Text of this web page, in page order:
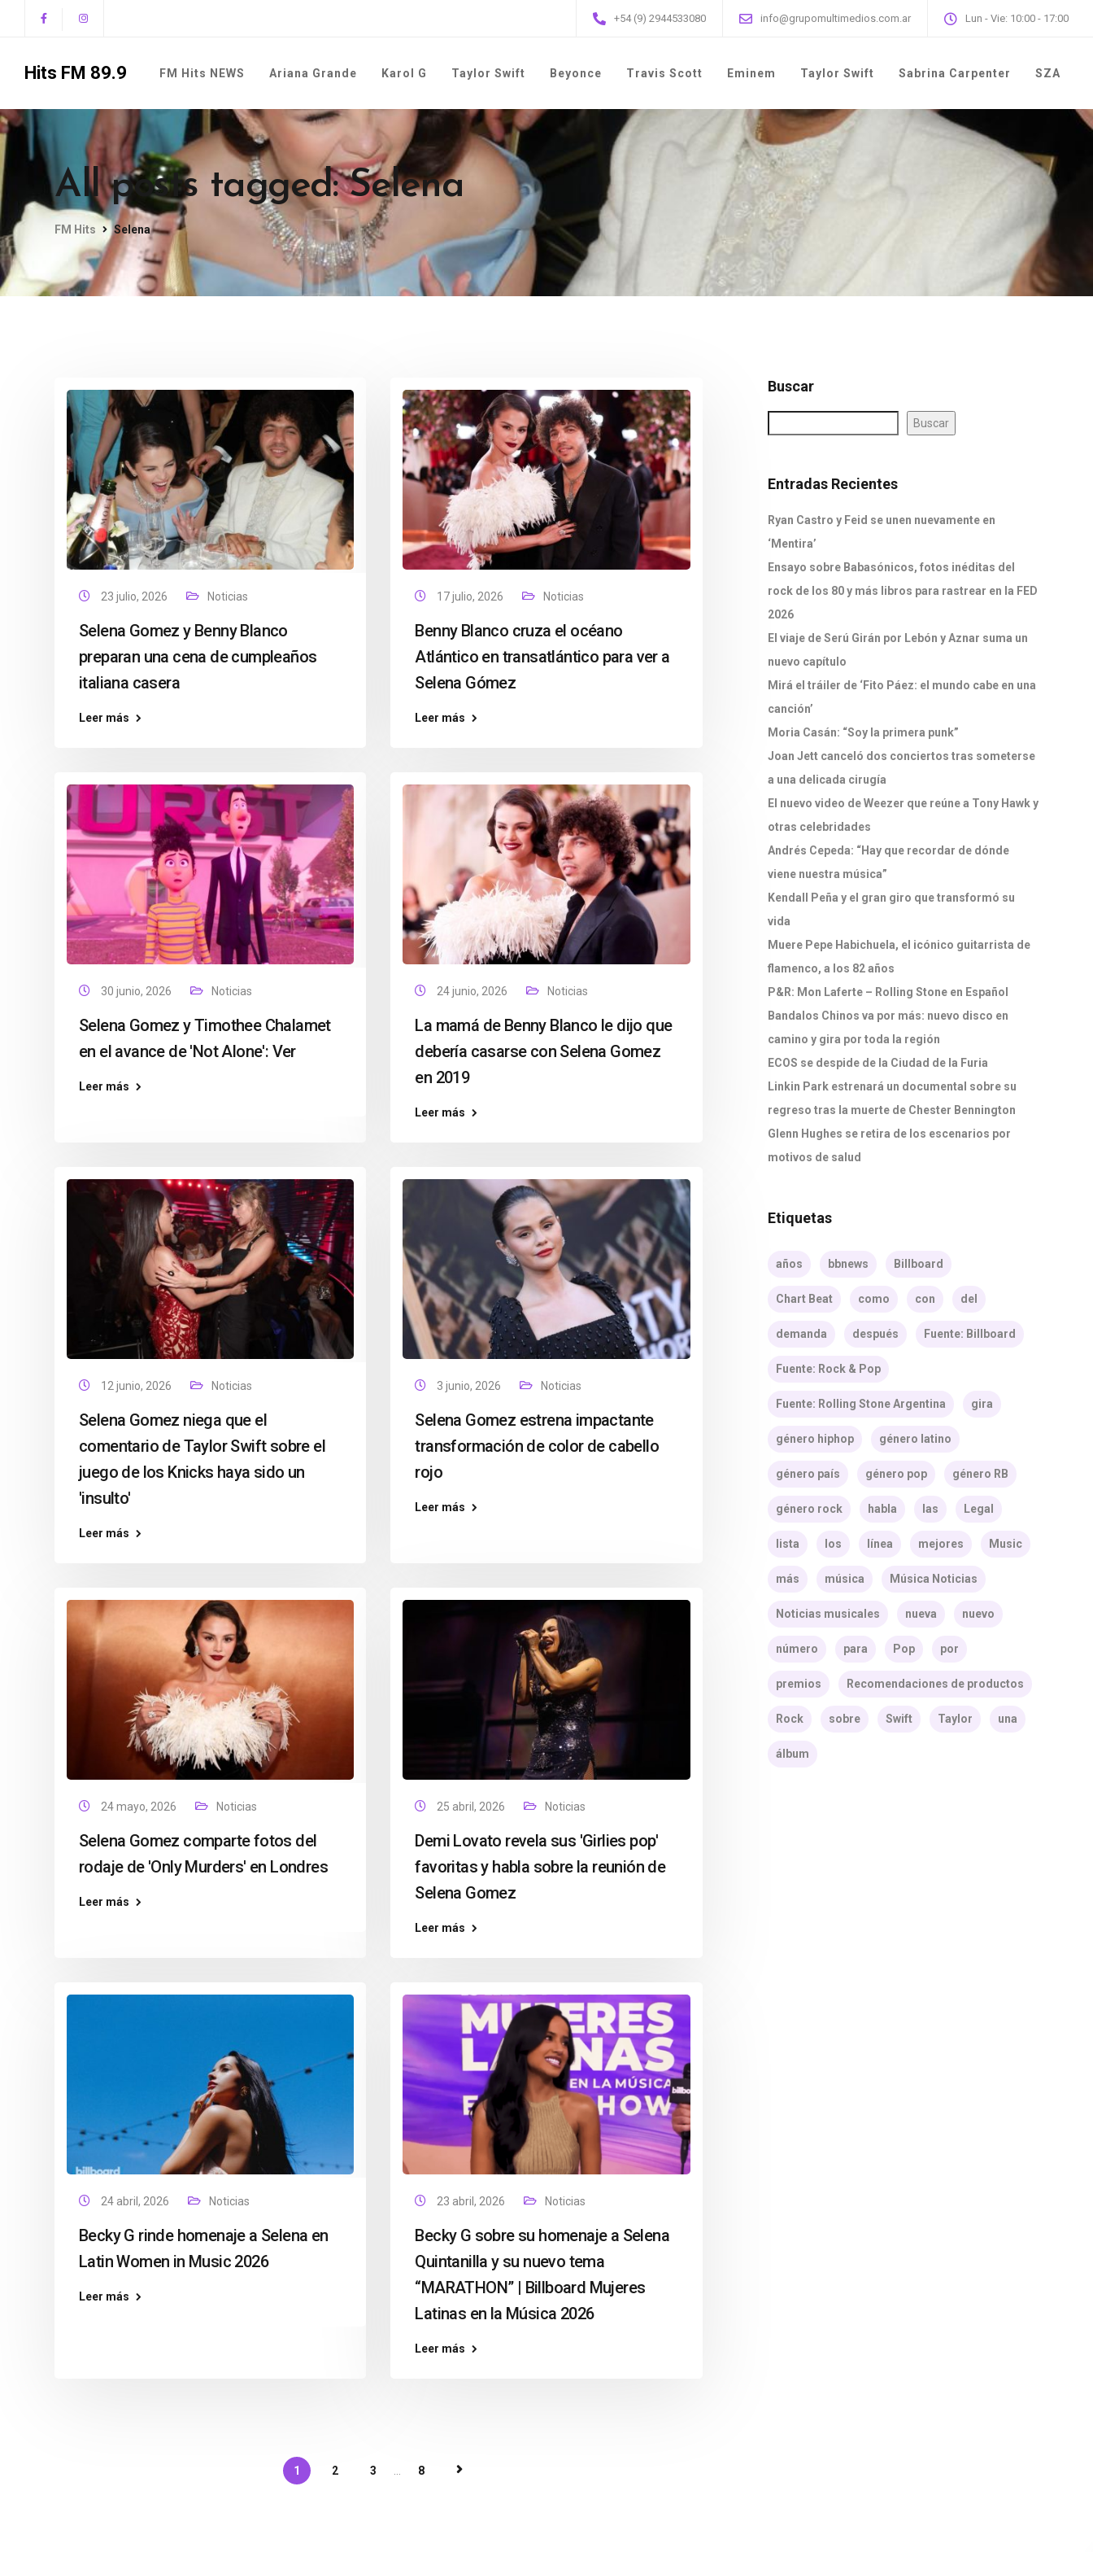
+54 (9) 2944533080 info@grupomultimedios.com.ar Lun - Vie: 10:00 - 17:00
Hits FM 89.9 FM Hits NEWS Ariana Grande Karol G Taylor Swift Beyonce Travis Scott Eminem Taylor Swift Sabrina Carpenter SZA
All posts tagged: Selena
FM Hits Selena
23 julio, 2026 Noticias
Selena Gomez y Benny Blanco
preparan una cena de cumpleaños
italiana casera
Leer más
17 julio, 2026 Noticias
Benny Blanco cruza el océano
Atlántico en transatlántico para ver a
Selena Gómez
Leer más
30 junio, 2026 Noticias
Selena Gomez y Timothee Chalamet
en el avance de 'Not Alone': Ver
Leer más
24 junio, 2026 Noticias
La mamá de Benny Blanco le dijo que
debería casarse con Selena Gomez
en 2019
Leer más
12 junio, 2026 Noticias
Selena Gomez niega que el
comentario de Taylor Swift sobre el
juego de los Knicks haya sido un
'insulto'
Leer más
3 junio, 2026 Noticias
Selena Gomez estrena impactante
transformación de color de cabello
rojo
Leer más
24 mayo, 2026 Noticias
Selena Gomez comparte fotos del
rodaje de 'Only Murders' en Londres
Leer más
25 abril, 2026 Noticias
Demi Lovato revela sus 'Girlies pop'
favoritas y habla sobre la reunión de
Selena Gomez
Leer más
24 abril, 2026 Noticias
Becky G rinde homenaje a Selena en
Latin Women in Music 2026
Leer más
23 abril, 2026 Noticias
Becky G sobre su homenaje a Selena
Quintanilla y su nuevo tema
“MARATHON” | Billboard Mujeres
Latinas en la Música 2026
Leer más
1 2 3 8
Buscar
Buscar
Entradas Recientes
Ryan Castro y Feid se unen nuevamente en
‘Mentira’
Ensayo sobre Babasónicos, fotos inéditas del
rock de los 80 y más libros para rastrear en la FED
2026
El viaje de Serú Girán por Lebón y Aznar suma un
nuevo capítulo
Mirá el tráiler de ‘Fito Páez: el mundo cabe en una
canción’
Moria Casán: “Soy la primera punk”
Joan Jett canceló dos conciertos tras someterse
a una delicada cirugía
El nuevo video de Weezer que reúne a Tony Hawk y
otras celebridades
Andrés Cepeda: “Hay que recordar de dónde
viene nuestra música”
Kendall Peña y el gran giro que transformó su
vida
Muere Pepe Habichuela, el icónico guitarrista de
flamenco, a los 82 años
P&R: Mon Laferte – Rolling Stone en Español
Bandalos Chinos va por más: nuevo disco en
camino y gira por toda la región
ECOS se despide de la Ciudad de la Furia
Linkin Park estrenará un documental sobre su
regreso tras la muerte de Chester Bennington
Glenn Hughes se retira de los escenarios por
motivos de salud
Etiquetas
años bbnews Billboard
Chart Beat como con del
demanda después Fuente: Billboard
Fuente: Rock & Pop
Fuente: Rolling Stone Argentina gira
género hiphop género latino
género país género pop género RB
género rock habla las Legal
lista los línea mejores Music
más música Música Noticias
Noticias musicales nueva nuevo
número para Pop por
premios Recomendaciones de productos
Rock sobre Swift Taylor una
álbum